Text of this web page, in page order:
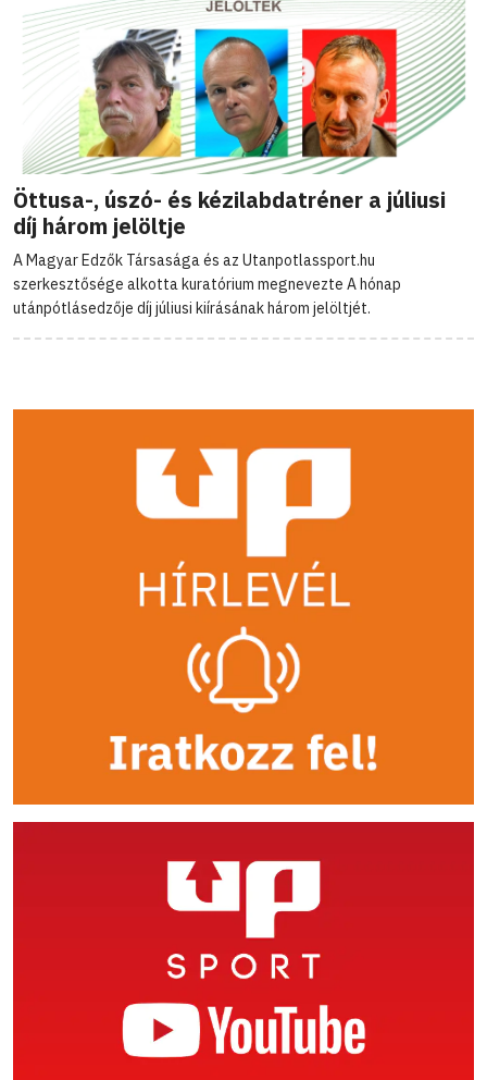
Öttusa-, úszó- és kézilabdatréner a júliusi
díj három jelöltje
A Magyar Edzők Társasága és az Utanpotlassport.hu
szerkesztősége alkotta kuratórium megnevezte A hónap
utánpótlásedzője díj júliusi kiírásának három jelöltjét.